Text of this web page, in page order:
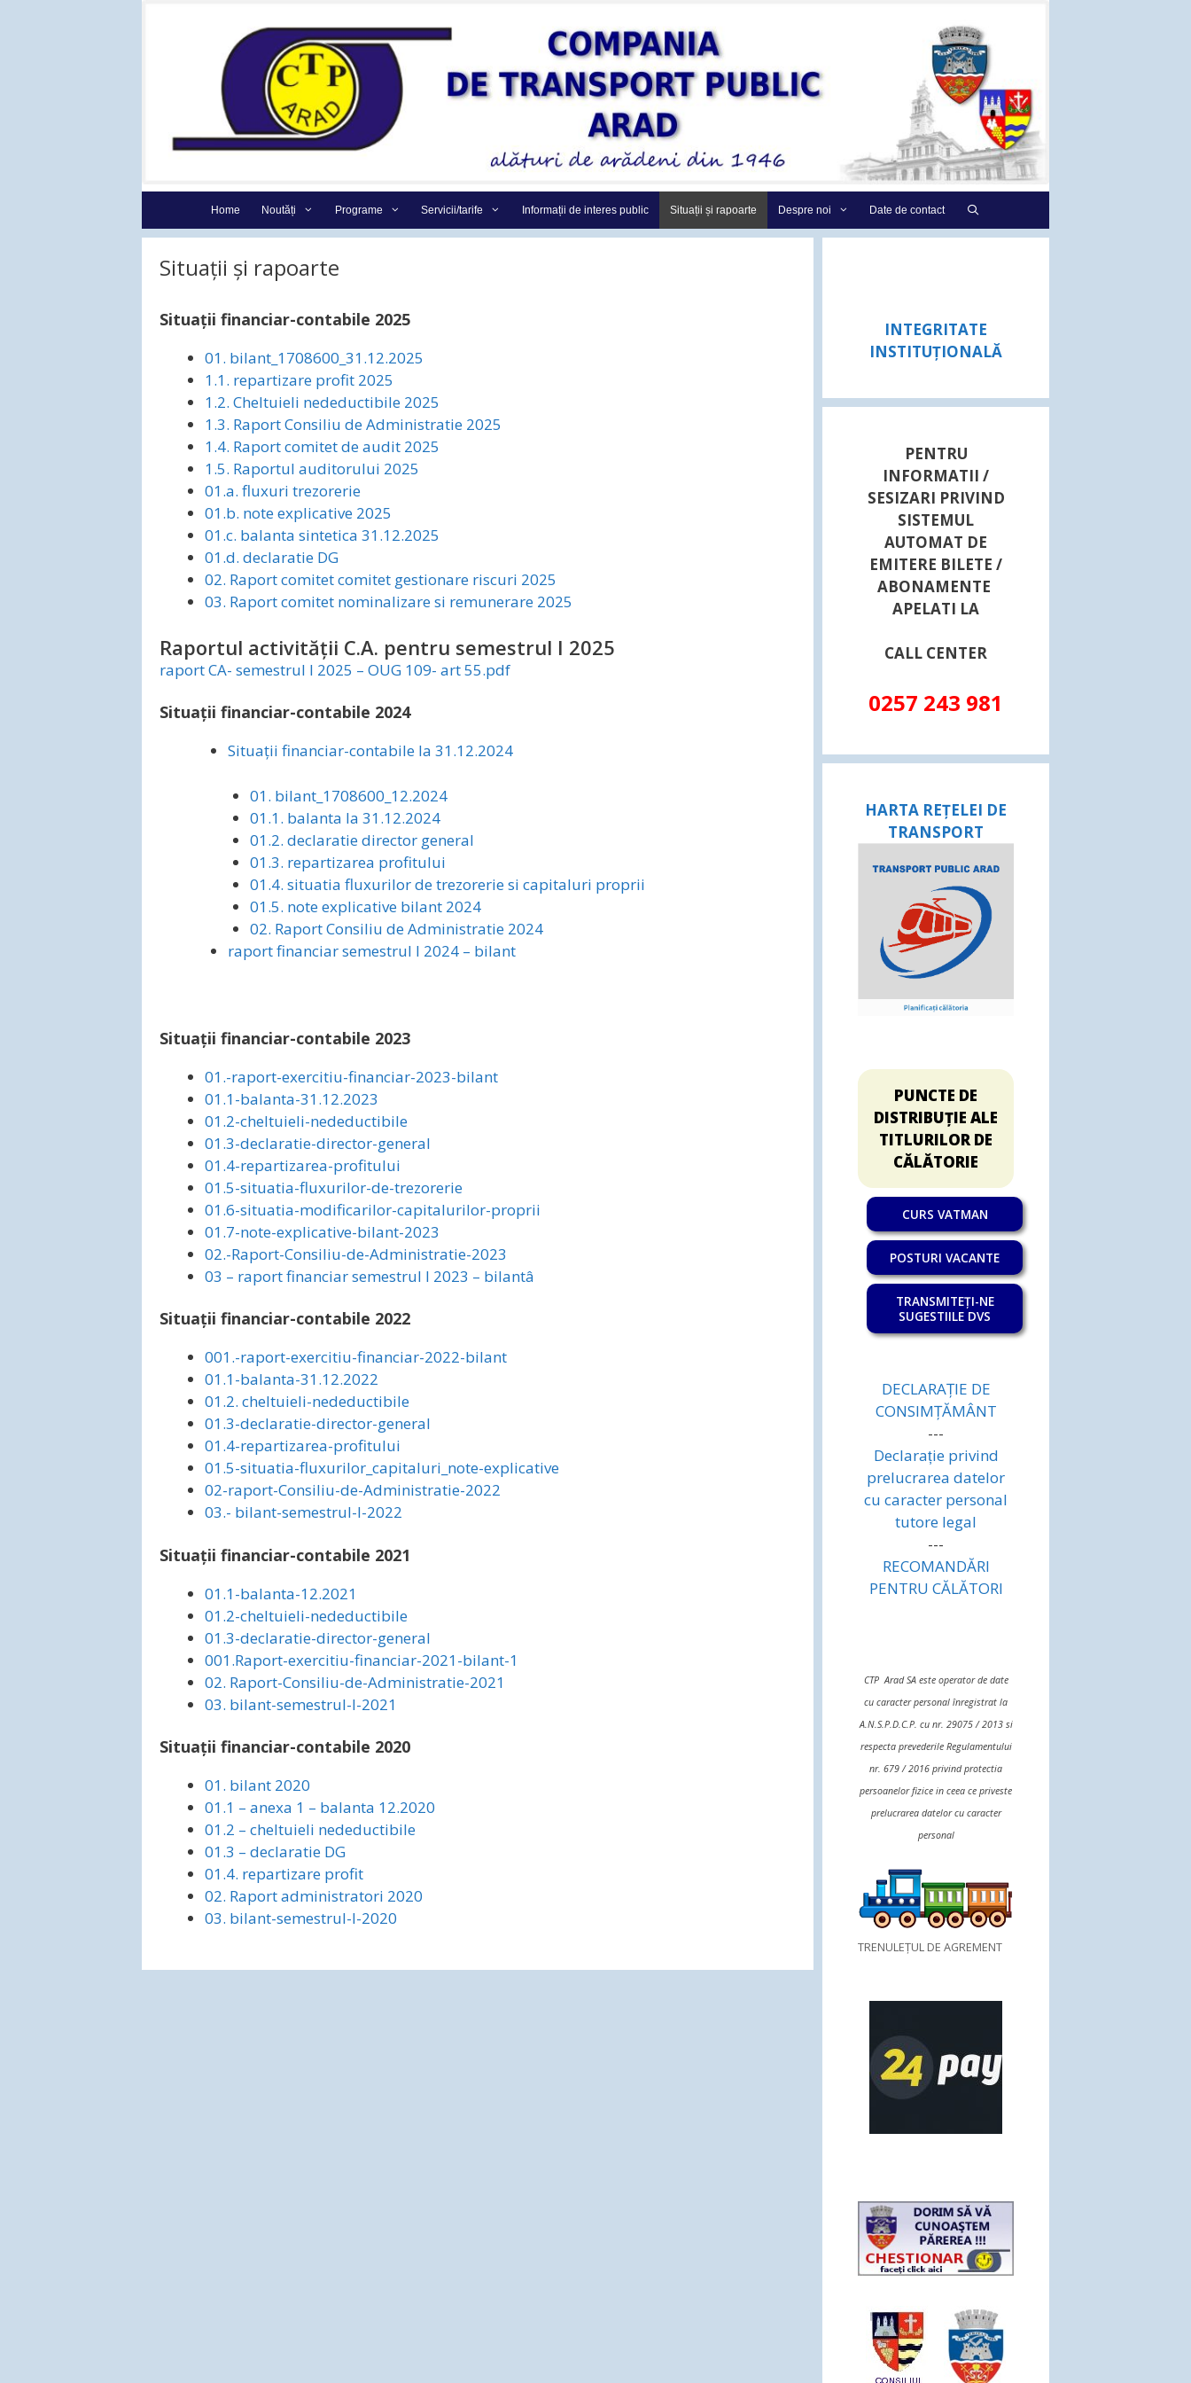
Home Noutăți Programe Servicii/tarife Informații de interes public Situații și rapoarte Despre noi Date de contact
Situații și rapoarte
Situații financiar-contabile 2025
01. bilant_1708600_31.12.2025
1.1. repartizare profit 2025
1.2. Cheltuieli nedeductibile 2025
1.3. Raport Consiliu de Administratie 2025
1.4. Raport comitet de audit 2025
1.5. Raportul auditorului 2025
01.a. fluxuri trezorerie
01.b. note explicative 2025
01.c. balanta sintetica 31.12.2025
01.d. declaratie DG
02. Raport comitet comitet gestionare riscuri 2025
03. Raport comitet nominalizare si remunerare 2025
Raportul activității C.A. pentru semestrul I 2025
raport CA- semestrul I 2025 – OUG 109- art 55.pdf
Situații financiar-contabile 2024
Situații financiar-contabile la 31.12.2024
01. bilant_1708600_12.2024
01.1. balanta la 31.12.2024
01.2. declaratie director general
01.3. repartizarea profitului
01.4. situatia fluxurilor de trezorerie si capitaluri proprii
01.5. note explicative bilant 2024
02. Raport Consiliu de Administratie 2024
raport financiar semestrul I 2024 – bilant
Situații financiar-contabile 2023
01.-raport-exercitiu-financiar-2023-bilant
01.1-balanta-31.12.2023
01.2-cheltuieli-nedeductibile
01.3-declaratie-director-general
01.4-repartizarea-profitului
01.5-situatia-fluxurilor-de-trezorerie
01.6-situatia-modificarilor-capitalurilor-proprii
01.7-note-explicative-bilant-2023
02.-Raport-Consiliu-de-Administratie-2023
03 – raport financiar semestrul I 2023 – bilantâ
Situații financiar-contabile 2022
001.-raport-exercitiu-financiar-2022-bilant
01.1-balanta-31.12.2022
01.2. cheltuieli-nedeductibile
01.3-declaratie-director-general
01.4-repartizarea-profitului
01.5-situatia-fluxurilor_capitaluri_note-explicative
02-raport-Consiliu-de-Administratie-2022
03.- bilant-semestrul-I-2022
Situații financiar-contabile 2021
01.1-balanta-12.2021
01.2-cheltuieli-nedeductibile
01.3-declaratie-director-general
001.Raport-exercitiu-financiar-2021-bilant-1
02. Raport-Consiliu-de-Administratie-2021
03. bilant-semestrul-I-2021
Situații financiar-contabile 2020
01. bilant 2020
01.1 – anexa 1 – balanta 12.2020
01.2 – cheltuieli nedeductibile
01.3 – declaratie DG
01.4. repartizare profit
02. Raport administratori 2020
03. bilant-semestrul-I-2020
INTEGRITATE
INSTITUȚIONALĂ
PENTRU
INFORMATII /
SESIZARI PRIVIND
SISTEMUL
AUTOMAT DE
EMITERE BILETE /
ABONAMENTE
APELATI LA
CALL CENTER
0257 243 981
HARTA REȚELEI DE
TRANSPORT
PUNCTE DE
DISTRIBUȚIE ALE
TITLURILOR DE
CĂLĂTORIE
CURS VATMAN
POSTURI VACANTE
TRANSMITEȚI-NE
SUGESTIILE DVS
DECLARAȚIE DE
CONSIMȚĂMÂNT
---
Declarație privind
prelucrarea datelor
cu caracter personal
tutore legal
---
RECOMANDĂRI
PENTRU CĂLĂTORI
CTP Arad SA este operator de date
cu caracter personal înregistrat la
A.N.S.P.D.C.P. cu nr. 29075 / 2013 si
respecta prevederile Regulamentului
nr. 679 / 2016 privind protectia
persoanelor fizice in ceea ce priveste
prelucrarea datelor cu caracter
personal
TRENULEȚUL DE AGREMENT